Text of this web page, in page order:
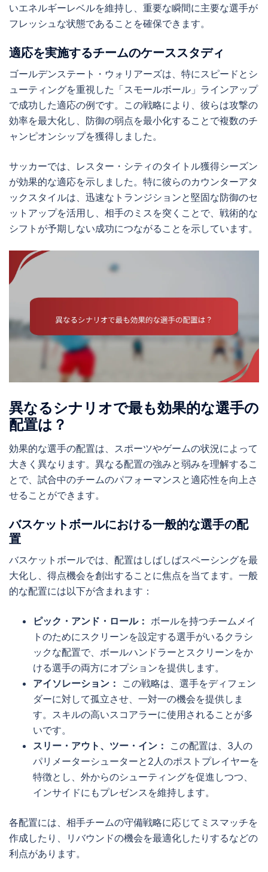
いエネルギーレベルを維持し、重要な瞬間に主要な選手が
フレッシュな状態であることを確保できます。
適応を実施するチームのケーススタディ
ゴールデンステート・ウォリアーズは、特にスピードとシ
ューティングを重視した「スモールボール」ラインアップ
で成功した適応の例です。この戦略により、彼らは攻撃の
効率を最大化し、防御の弱点を最小化することで複数のチ
ャンピオンシップを獲得しました。
サッカーでは、レスター・シティのタイトル獲得シーズン
が効果的な適応を示しました。特に彼らのカウンターアタ
ックスタイルは、迅速なトランジションと堅固な防御のセ
ットアップを活用し、相手のミスを突くことで、戦術的な
シフトが予期しない成功につながることを示しています。
異なるシナリオで最も効果的な選手の
配置は？
効果的な選手の配置は、スポーツやゲームの状況によって
大きく異なります。異なる配置の強みと弱みを理解するこ
とで、試合中のチームのパフォーマンスと適応性を向上さ
せることができます。
バスケットボールにおける一般的な選手の配
置
バスケットボールでは、配置はしばしばスペーシングを最
大化し、得点機会を創出することに焦点を当てます。一般
的な配置には以下が含まれます：
ピック・アンド・ロール： ボールを持つチームメイ
トのためにスクリーンを設定する選手がいるクラシ
ックな配置で、ボールハンドラーとスクリーンをか
ける選手の両方にオプションを提供します。
アイソレーション：
この戦略は、選手をディフェン
ダーに対して孤立させ、一対一の機会を提供しま
す。スキルの高いスコアラーに使用されることが多
いです。
スリー・アウト、ツー・イン：
この配置は、3人の
パリメーターシューターと2人のポストプレイヤーを
特徴とし、外からのシューティングを促進しつつ、
インサイドにもプレゼンスを維持します。
各配置には、相手チームの守備戦略に応じてミスマッチを
作成したり、リバウンドの機会を最適化したりするなどの
利点があります。